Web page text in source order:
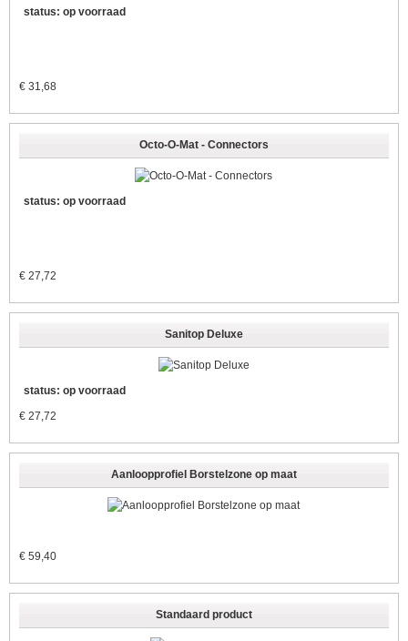
status: op voorraad
€ 31,68
Octo-O-Mat - Connectors
status: op voorraad
€ 27,72
Sanitop Deluxe
status: op voorraad
€ 27,72
Aanloopprofiel Borstelzone op maat
€ 59,40
Standaard product